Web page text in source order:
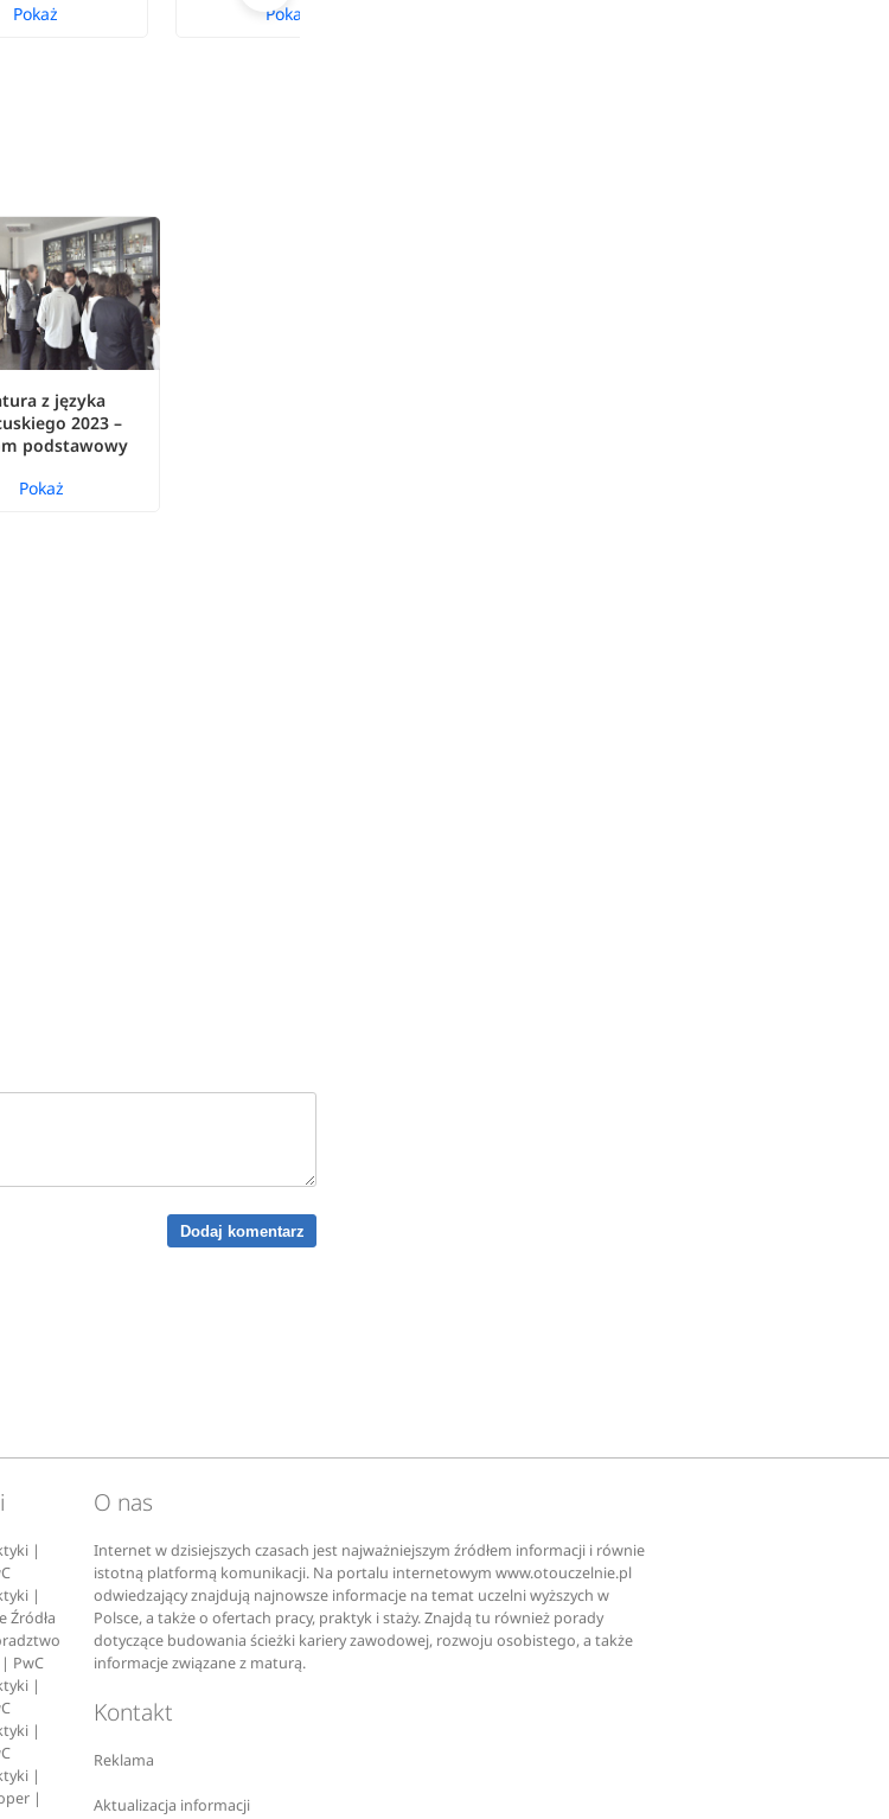
Pokaż Pokaż
z języka
2023 –
podstawowy
Pokaż
Dodaj komentarz
|
|
Źródła
PwC
|
|
|
|
O nas
Internet w dzisiejszych czasach jest najważniejszym źródłem informacji i równie
istotną platformą komunikacji. Na portalu internetowym www.otouczelnie.pl
odwiedzający znajdują najnowsze informacje na temat uczelni wyższych w
Polsce, a także o ofertach pracy, praktyk i staży. Znajdą tu również porady
dotyczące budowania ścieżki kariery zawodowej, rozwoju osobistego, a także
informacje związane z maturą.
Kontakt
Reklama
Aktualizacja informacji